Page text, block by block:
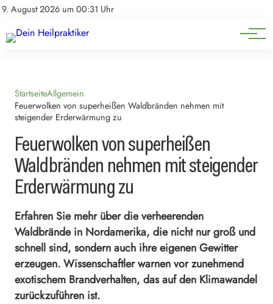
9. August 2026 um 00:31 Uhr
Impressum
Natürliche Medizin
Heilpflanzen & Kräuterkunde
StartseiteAllgemein
Feuerwolken von superheißen Waldbränden nehmen mit
steigender Erderwärmung zu
Feuerwolken von superheißen
Waldbränden nehmen mit steigender
Erderwärmung zu
Erfahren Sie mehr über die verheerenden
Waldbrände in Nordamerika, die nicht nur groß und
schnell sind, sondern auch ihre eigenen Gewitter
erzeugen. Wissenschaftler warnen vor zunehmend
exotischem Brandverhalten, das auf den Klimawandel
zurückzuführen ist.